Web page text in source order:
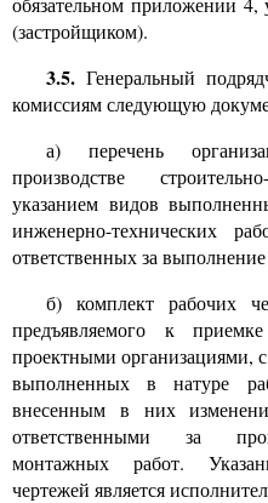
(застройщиком).
3.5. Генеральный
комиссиям следующую
а) перечень
производстве
указанием видов
инженерно-технических
ответственных за
б) комплект рабочих
предъявляемого к
проектными организациями,
выполненных в натуре
внесенным в них
ответственными за
монтажных работ.
чертежей является